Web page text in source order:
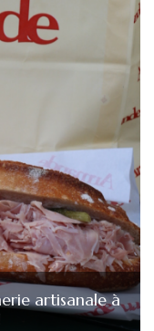
artisanale à